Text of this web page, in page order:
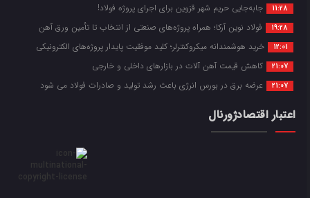
11:28 جابه‌جایی حریم شهر قزوین برای اجرای پروژه فولاد!
19:28 فولاد نوین آرکا؛ همراه پروژه‌های صنعتی از انتخاب تا تأمین ورق آهن
12:01 خرید هوشمندانه میکروکنترلر؛ کلید موفقیت پایدار پروژه‌های الکترونیکی
21:07 کاهش قیمت آهن آلات در بازارهای داخلی و خارجی
21:07 عرضه برق در بورس انرژی باعث رشد تولید و صادرات فولاد می شود
اعتبار اقتصادژورنال